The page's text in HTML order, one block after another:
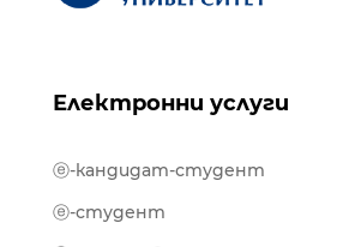
Електронни услуги
ⓔ-кандидат-студент
ⓔ-студент